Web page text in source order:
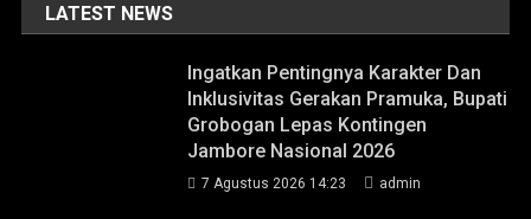
LATEST NEWS
Ingatkan Pentingnya Karakter Dan
Inklusivitas Gerakan Pramuka, Bupati
Grobogan Lepas Kontingen
Jambore Nasional 2026
7 Agustus 2026 14:23 admin